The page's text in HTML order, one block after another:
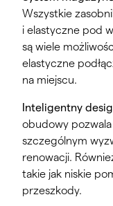
Wszystkie
i elastyczne pod
są wiele
elastyczne
na miejscu.
Inteligentny
obudowy
szczególnym
renowacji.
takie jak niskie
przeszkody.